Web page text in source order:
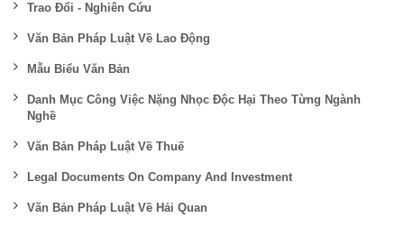
Trao Đổi - Nghiên Cứu
Văn Bản Pháp Luật Về Lao Động
Mẫu Biểu Văn Bản
Danh Mục Công Việc Nặng Nhọc Độc Hại Theo Từng Ngành
Nghề
Văn Bản Pháp Luật Về Thuế
Legal Documents On Company And Investment
Văn Bản Pháp Luật Về Hải Quan